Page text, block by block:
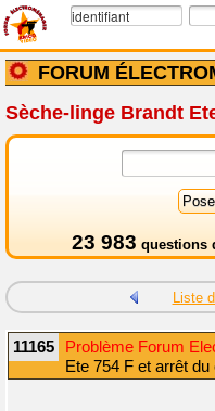
FORUM
Sèche-linge Brandt
23 983 questions
Liste
11165 Problème Forum
Ete 754 F et arrêt